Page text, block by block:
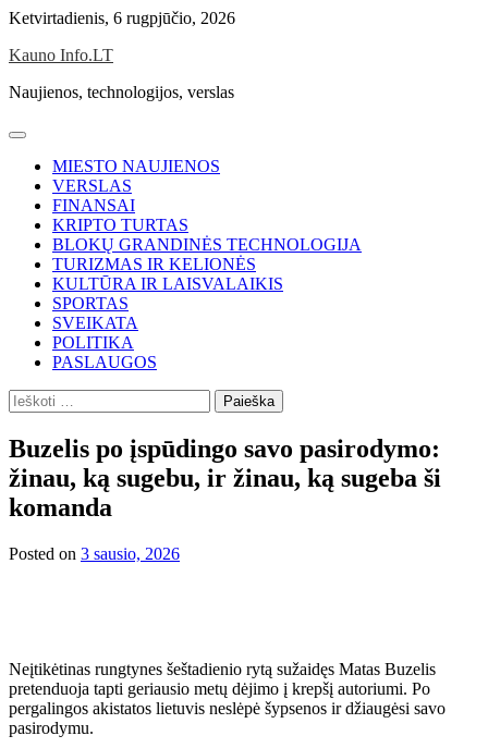
Skip
content
Ketvirtadienis, 6 rugpjūčio, 2026
Kauno Info.LT
Naujienos, technologijos, verslas
MIESTO NAUJIENOS
VERSLAS
FINANSAI
KRIPTO TURTAS
BLOKŲ GRANDINĖS TECHNOLOGIJA
TURIZMAS IR KELIONĖS
KULTŪRA IR LAISVALAIKIS
SPORTAS
SVEIKATA
POLITIKA
PASLAUGOS
Ieškoti:
Buzelis po įspūdingo savo pasirodymo:
žinau, ką sugebu, ir žinau, ką sugeba ši
komanda
Posted on 3 sausio, 2026
Neįtikėtinas rungtynes šeštadienio rytą sužaidęs Matas Buzelis
pretenduoja tapti geriausio metų dėjimo į krepšį autoriumi. Po
pergalingos akistatos lietuvis neslėpė šypsenos ir džiaugėsi savo
pasirodymu.